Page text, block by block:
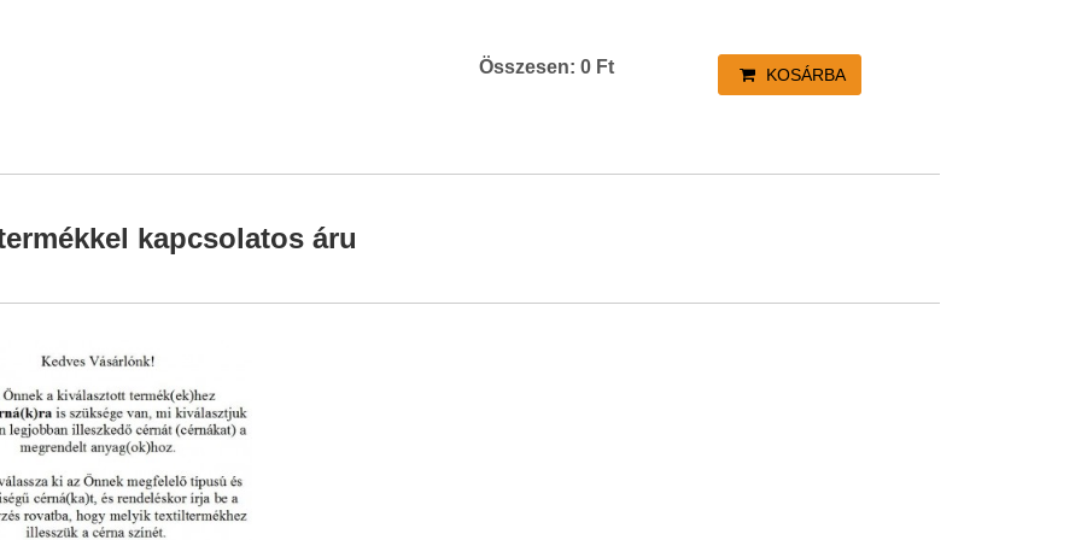
Összesen: 0Ft KOSÁRBA
kapcsolatos áru